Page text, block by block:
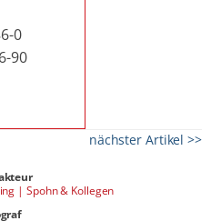
0
90
nächster Artikel >>
| Spohn & Kollegen